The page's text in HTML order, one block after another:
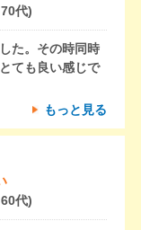
代)
た。その時同時
ても良い感じで
もっと見る
代)